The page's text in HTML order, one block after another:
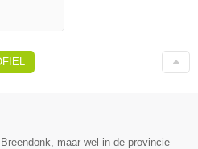
maar wel in de provincie